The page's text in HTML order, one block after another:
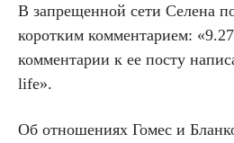
В запрещенной сети Селена
коротким комментарием:
комментарии к ее посту
life».
Об отношениях Гомес и